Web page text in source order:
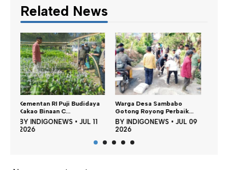
Related News
Warga Desa Sambabo
Gotong Royong Perbaik...
BY INDIGONEWS •JUL 09
2026
Angin Segar PKB Majene di
Tangan H. Iwan...
BYINDIGONEWS •JUN 12
2026